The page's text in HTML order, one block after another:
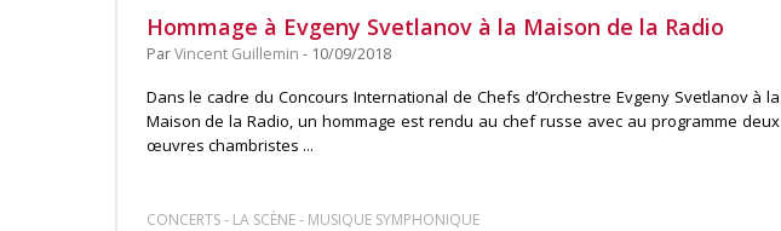
Hommage à Evgeny Svetlanov à la Maison de la Radio
ParVincent Guillemin - 10/09/2018
Dans le cadre du Concours International de Chefs d’Orchestre Evgeny Svetlanov à la
Maison de la Radio, un hommage est rendu au chef russe avec au programme deux
œuvres chambristes ...
CONCERTS- LA SCÈNE- MUSIQUE SYMPHONIQUE